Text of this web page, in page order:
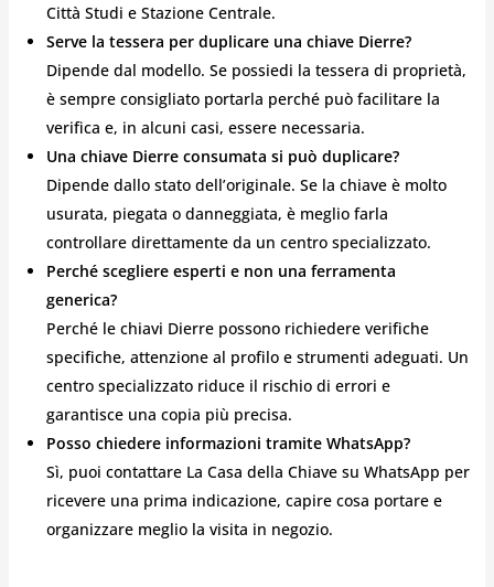
Città Studi e Stazione Centrale.
Serve la tessera per duplicare una chiave Dierre?
Dipende dal modello. Se possiedi la tessera di proprietà,
è sempre consigliato portarla perché può facilitare la
verifica e, in alcuni casi, essere necessaria.
Una chiave Dierre consumata si può duplicare?
Dipende dallo stato dell’originale. Se la chiave è molto
usurata, piegata o danneggiata, è meglio farla
controllare direttamente da un centro specializzato.
Perché scegliere esperti e non una ferramenta
generica?
Perché le chiavi Dierre possono richiedere verifiche
specifiche, attenzione al profilo e strumenti adeguati. Un
centro specializzato riduce il rischio di errori e
garantisce una copia più precisa.
Posso chiedere informazioni tramite WhatsApp?
Sì, puoi contattare La Casa della Chiave su WhatsApp per
ricevere una prima indicazione, capire cosa portare e
organizzare meglio la visita in negozio.